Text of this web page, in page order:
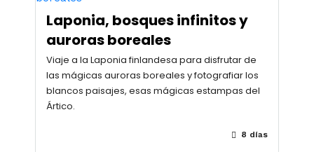
Laponia, bosques infinitos y
auroras boreales
Viaje a la Laponia finlandesa para disfrutar de
las mágicas auroras boreales y fotografiar los
blancos paisajes, esas mágicas estampas del
Ártico.
8 días